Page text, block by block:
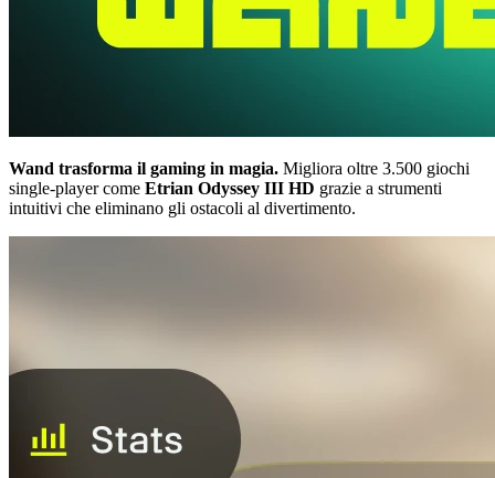
Wand trasforma il gaming in magia. Migliora oltre 3.500 giochi
single-player come Etrian Odyssey III HD grazie a strumenti
intuitivi che eliminano gli ostacoli al divertimento.